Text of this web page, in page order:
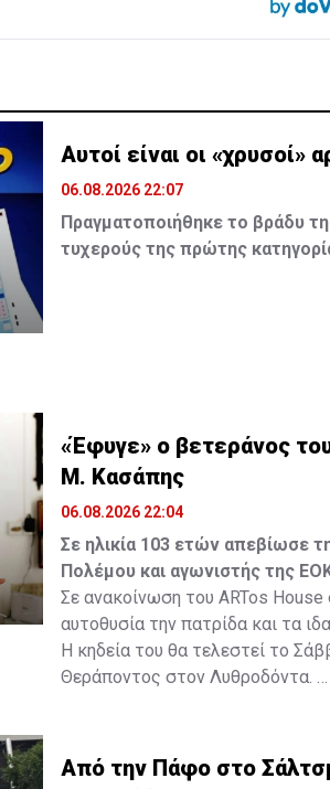
Αυτοί είναι οι
06.08.2026 22:07
Πραγματοποιήθηκε το βράδυ
τυχερούς της πρώτης
«Έφυγε» ο βετεράνος
Μ. Κασάπης
06.08.2026 22:04
Σε ηλικία 103 ετών απεβίωσε
Πολέμου και αγωνιστής της
Σε ανακοίνωση του ARTos
αυτοθυσία την πατρίδα και τα
Η κηδεία του θα τελεστεί το
Θεράποντος στον Λυθροδόντα.
Από την Πάφο στο